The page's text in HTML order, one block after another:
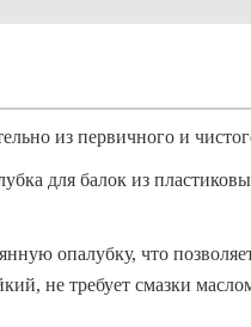
из первичного и
для балок из
опалубку, что
не требует смазки